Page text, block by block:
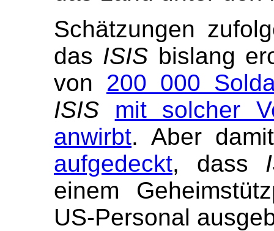
Schätzungen
das ISIS bislang
von 200 000
ISIS
mit solcher
anwirbt. Aber
aufgedeckt, dass
einem
US-Personal